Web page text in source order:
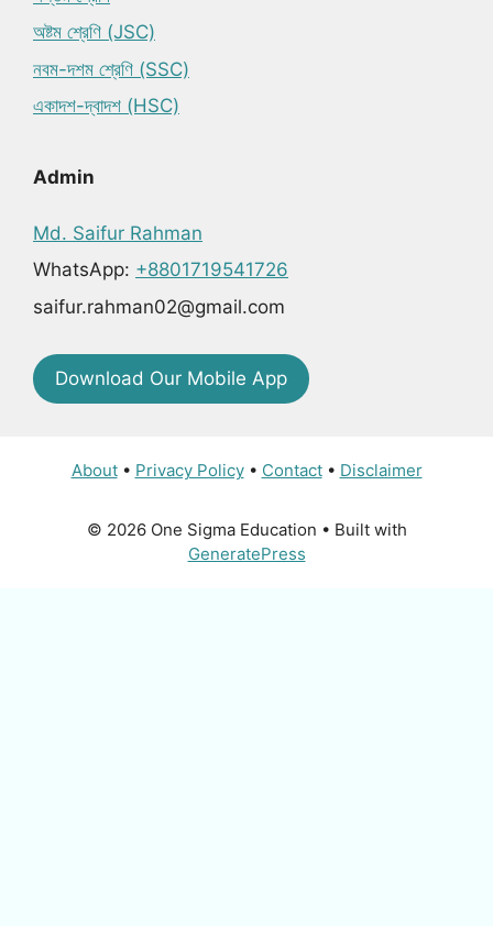
অষ্টম শ্রেণি (JSC)
নবম-দশম শ্রেণি (SSC)
একাদশ-দ্বাদশ (HSC)
Admin
Md. Saifur Rahman
WhatsApp: +8801719541726
saifur.rahman02@gmail.com
Download Our Mobile App
About• Privacy Policy• Contact• Disclaimer
© 2026 One Sigma Education • Built with
GeneratePress